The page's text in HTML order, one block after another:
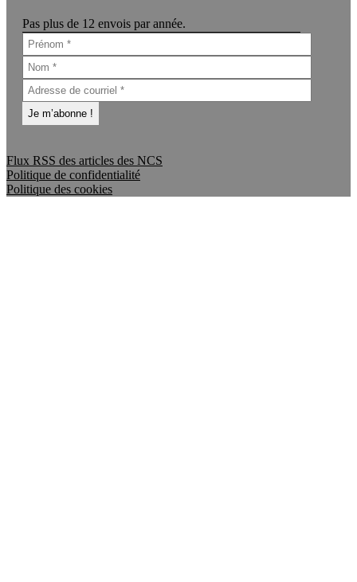
Pas plus de 12 envois par année.
Flux RSS des articles des NCS
Politique de confidentialité
Politique des cookies